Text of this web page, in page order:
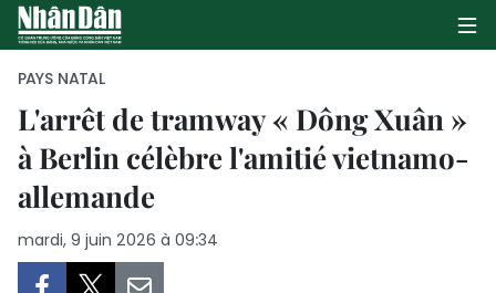
PAGE D'ACCUEIL
PAYS NATAL
L'arrêt de tramway « Dông Xuân »
à Berlin célèbre l'amitié vietnamo-
allemande
mardi, 9 juin 2026 à 09:34